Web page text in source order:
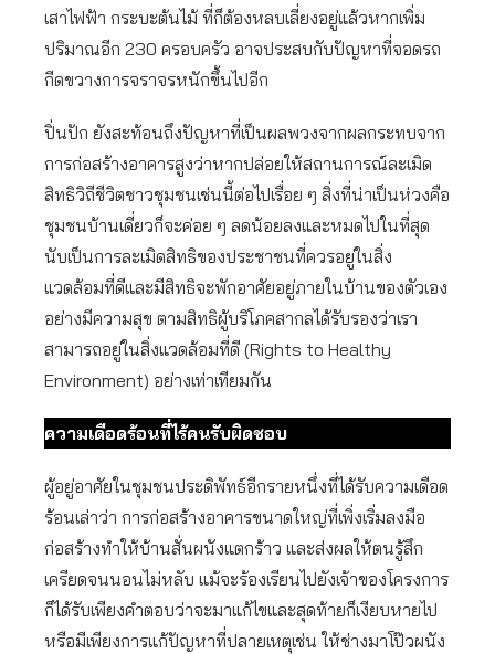
เสาไฟฟ้า กระบะต้นไม้ ที่ก็ต้องหลบเลี่ยงอยู่แล้วหากเพิ่ม
ปริมาณอีก 230 ครอบครัว อาจประสบกับปัญหาที่จอดรถ
กีดขวางการจราจรหนักขึ้นไปอีก
ปิ่นปัก ยังสะท้อนถึงปัญหาที่เป็นผลพวงจากผลกระทบจาก
การก่อสร้างอาคารสูงว่าหากปล่อยให้สถานการณ์ละเมิด
สิทธิวิถีชีวิตชาวชุมชนเช่นนี้ต่อไปเรื่อย ๆ สิ่งที่น่าเป็นห่วงคือ
ชุมชนบ้านเดี่ยวก็จะค่อย ๆ ลดน้อยลงและหมดไปในที่สุด
นับเป็นการละเมิดสิทธิของประชาชนที่ควรอยู่ในสิ่ง
แวดล้อมที่ดีและมีสิทธิจะพักอาศัยอยู่ภายในบ้านของตัวเอง
อย่างมีความสุข ตามสิทธิผู้บริโภคสากลได้รับรองว่าเรา
สามารถอยู่ในสิ่งแวดล้อมที่ดี (Rights to Healthy
Environment) อย่างเท่าเทียมกัน
ความเดือดร้อนที่ไร้คนรับผิดชอบ
ผู้อยู่อาศัยในชุมชนประดิพัทธ์อีกรายหนึ่งที่ได้รับความเดือด
ร้อนเล่าว่า การก่อสร้างอาคารขนาดใหญ่ที่เพิ่งเริ่มลงมือ
ก่อสร้างทำให้บ้านสั่นผนังแตกร้าว และส่งผลให้ตนรู้สึก
เครียดจนนอนไม่หลับ แม้จะร้องเรียนไปยังเจ้าของโครงการ
ก็ได้รับเพียงคำตอบว่าจะมาแก้ไขและสุดท้ายก็เงียบหายไป
หรือมีเพียงการแก้ปัญหาที่ปลายเหตุเช่น ให้ช่างมาโป๊วผนัง